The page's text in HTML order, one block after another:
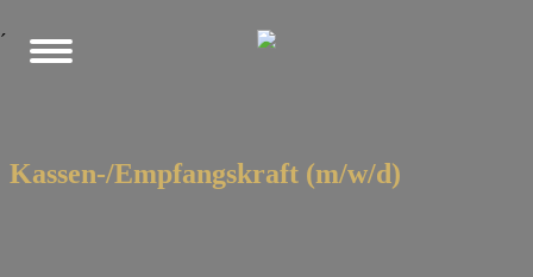
´
Kassen-/Empfangskraft (m/w/d)